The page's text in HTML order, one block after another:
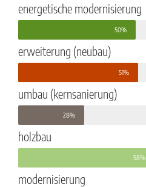
energetische modernisierung
50%
erweiterung (neubau)
51%
umbau (kernsanierung)
28%
holzbau
58%
modernisierung